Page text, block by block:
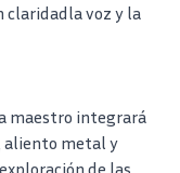
claridadla voz y la
maestro integrará
aliento metal y